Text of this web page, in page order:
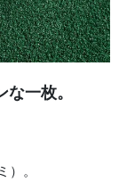
一枚。
。